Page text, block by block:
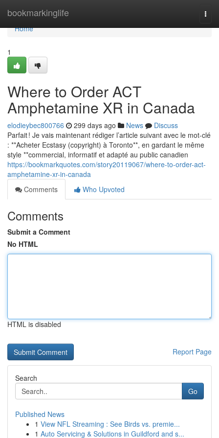
bookmarkinglife
Home
Home
1
Where to Order ACT
Amphetamine XR in Canada
elodieybec800766 299 days ago News
Discuss
Parfait ! Je vais maintenant rédiger l’article suivant avec le mot-clé
: **Acheter Ecstasy (copyright) à Toronto**, en gardant le même
style **commercial, informatif et adapté au public canadien
https://bookmarkquotes.com/story20119067/where-to-order-act-
amphetamine-xr-in-canada
Comments
Who Upvoted
Comments
Submit a Comment
No HTML
HTML is disabled
Report Page
Search
Go
Published News
1 View NFL Streaming : See Birds vs. premie...
1 Auto Servicing & Solutions in Guildford and s...